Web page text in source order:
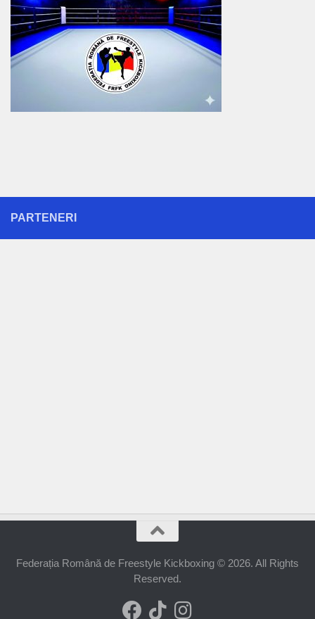
PARTENERI
Federația Română de Freestyle Kickboxing © 2026. All Rights
Reserved.